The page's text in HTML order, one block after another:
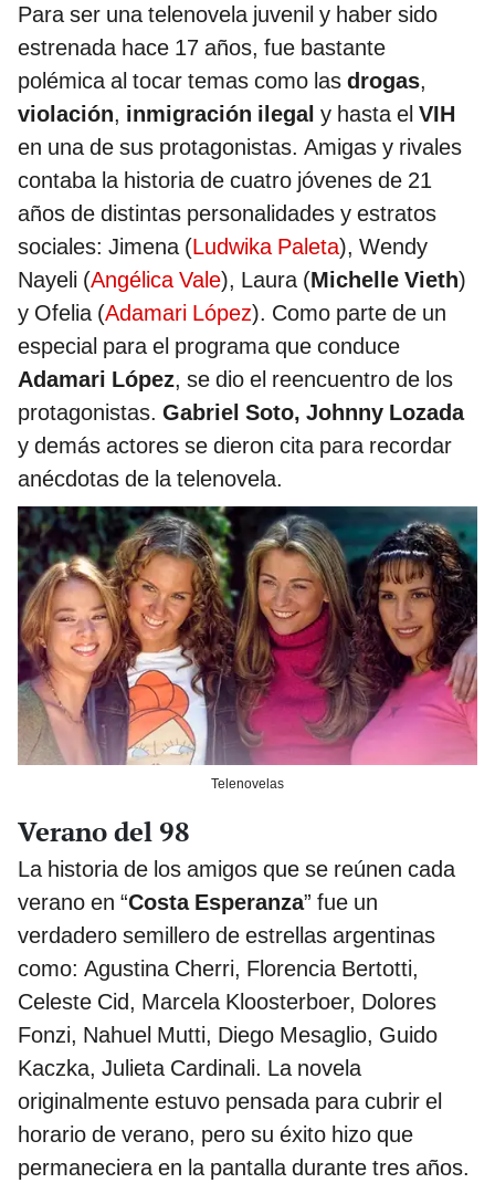
Para ser una telenovela juvenil y haber sido
estrenada hace 17 años, fue bastante
polémica al tocar temas como las drogas,
violación, inmigración ilegal y hasta el VIH
en una de sus protagonistas. Amigas y rivales
contaba la historia de cuatro jóvenes de 21
años de distintas personalidades y estratos
sociales: Jimena (Ludwika Paleta), Wendy
Nayeli (Angélica Vale), Laura (Michelle Vieth)
y Ofelia (Adamari López). Como parte de un
especial para el programa que conduce
Adamari López, se dio el reencuentro de los
protagonistas. Gabriel Soto, Johnny Lozada
y demás actores se dieron cita para recordar
anécdotas de la telenovela.
Telenovelas
Verano del 98
La historia de los amigos que se reúnen cada
verano en “Costa Esperanza” fue un
verdadero semillero de estrellas argentinas
como: Agustina Cherri, Florencia Bertotti,
Celeste Cid, Marcela Kloosterboer, Dolores
Fonzi, Nahuel Mutti, Diego Mesaglio, Guido
Kaczka, Julieta Cardinali. La novela
originalmente estuvo pensada para cubrir el
horario de verano, pero su éxito hizo que
permaneciera en la pantalla durante tres años.